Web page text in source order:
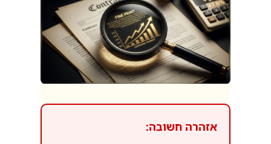
אזהרה חשובה: